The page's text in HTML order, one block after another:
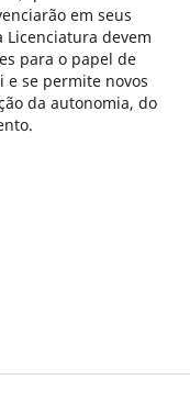
em seus
devem
para o papel de
e se permite novos
da autonomia, do